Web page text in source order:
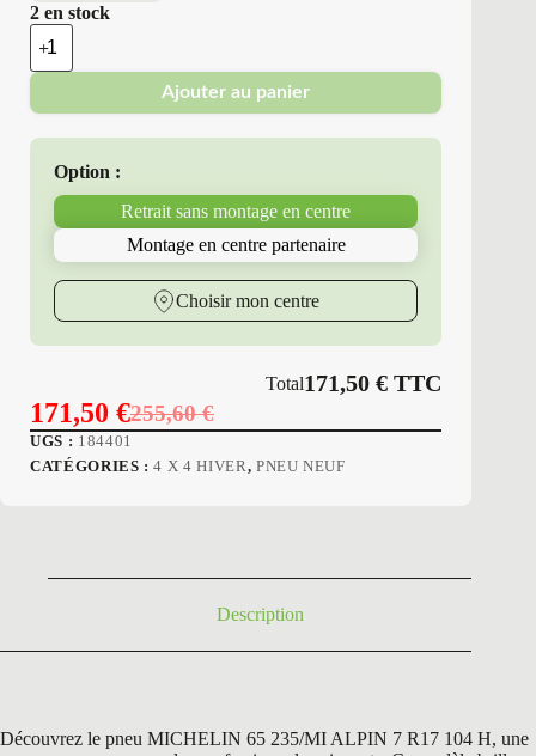
2 en stock
quantité
de
Michelin
Pneus
Neufs
235/65R17
104
ALPIN
Ajouter au panier
Option :
Retrait sans montage en centre
Montage en centre partenaire
Choisir mon centre
Total171,50€ TTC
255,60€
Le
prix
171,50 €
Le
prix
UGS : 184401
CATÉGORIES :4 X 4 HIVER, PNEU NEUF
Description
Découvrez le pneu MICHELIN 65 235/MI ALPIN 7 R17 104 H, une